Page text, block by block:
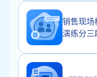
销售现场
演练分三